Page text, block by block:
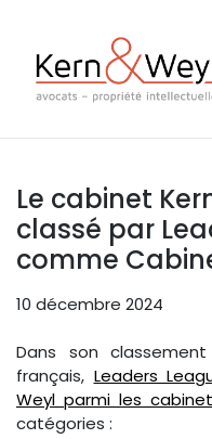
content
Le cabinet
classé par
comme
10 décembre 2024
Dans son
français, Leaders
Weyl parmi les
catégories :